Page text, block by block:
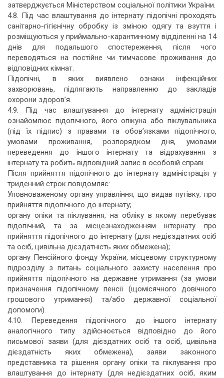
затверджується Міністерством соціальної політики України.
4.8. Під час влаштування до інтернату підопічні проходять
санітарно-гігієнічну обробку із зміною одягу та взуття і
розміщуються у приймально-карантинному відділенні на 14
днів для подальшого спостереження, після чого
переводяться на постійне чи тимчасове проживання до
відповідних кімнат.
Підопічні, в яких виявлено ознаки інфекційних
захворювань, підлягають направленню до закладів
охорони здоров’я.
4.9. Під час влаштування до інтернату адміністрація
ознайомлює підопічного, його опікуна або піклувальника
(під їх підпис) з правами та обов’язками підопічного,
умовами проживання, розпорядком дня, умовами
переведення до іншого інтернату та відрахування з
інтернату та робить відповідний запис в особовій справі.
Після прийняття підопічного до інтернату адміністрація у
триденний строк повідомляє:
Уповноваженому органу управління, що видав путівку, про
прийняття підопічного до інтернату;
органу опіки та піклування, на обліку в якому перебуває
підопічний, та за місцезнаходженням інтернату про
прийняття підопічного до інтернату (для недієздатних осіб
та осіб, цивільна дієздатність яких обмежена);
органу Пенсійного фонду України, місцевому структурному
підрозділу з питань соціального захисту населення про
прийняття підопічного на державне утримання (за умови
призначення підопічному пенсії (щомісячного довічного
грошового утримання) та/або державної соціальної
допомоги).
4.10. Переведення підопічного до іншого інтернату
аналогічного типу здійснюється відповідно до його
письмової заяви (для дієздатних осіб та осіб, цивільна
дієздатність яких обмежена), заяви законного
представника та рішення органу опіки та піклування про
влаштування до інтернату (для недієздатних осіб, яким